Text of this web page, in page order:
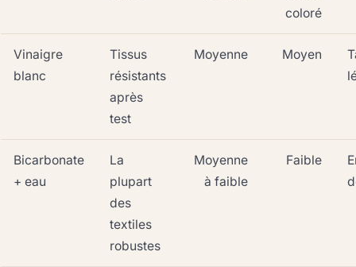
coloré
Vinaigre
blanc
Tissus
résistants
après
test
Moyenne Moyen
Bicarbonate
+ eau
La
plupart
des
textiles
robustes
Moyenne
à faible
Faible